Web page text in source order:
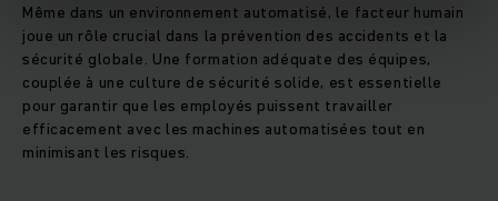
Même dans un environnement automatisé, le facteur humain
joue un rôle crucial dans la prévention des accidents et la
sécurité globale. Une formation adéquate des équipes,
couplée à une culture de sécurité solide, est essentielle
pour garantir que les employés puissent travailler
efficacement avec les machines automatisées tout en
minimisant les risques.